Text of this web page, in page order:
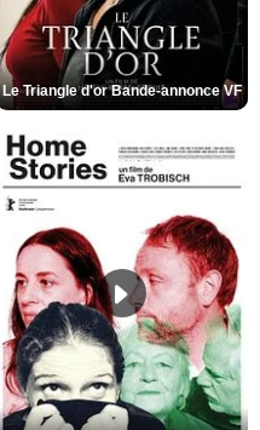
Le Triangle d'or Bande-annonce VF